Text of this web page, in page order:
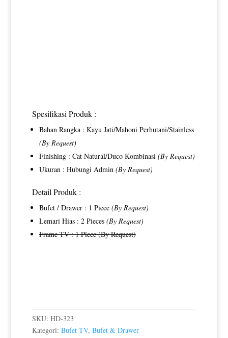
Spesifikasi Produk :
Bahan Rangka : Kayu Jati/Mahoni Perhutani/Stainless
(By Request)
Finishing : Cat Natural/Duco Kombinasi (By Request)
Ukuran : Hubungi Admin (By Request)
Detail Produk :
Bufet / Drawer : 1 Piece (By Request)
Lemari Hias : 2 Pieces (By Request)
Frame TV : 1 Piece (By Request)
SKU: HD-323
Kategori: Bufet TV, Bufet & Drawer